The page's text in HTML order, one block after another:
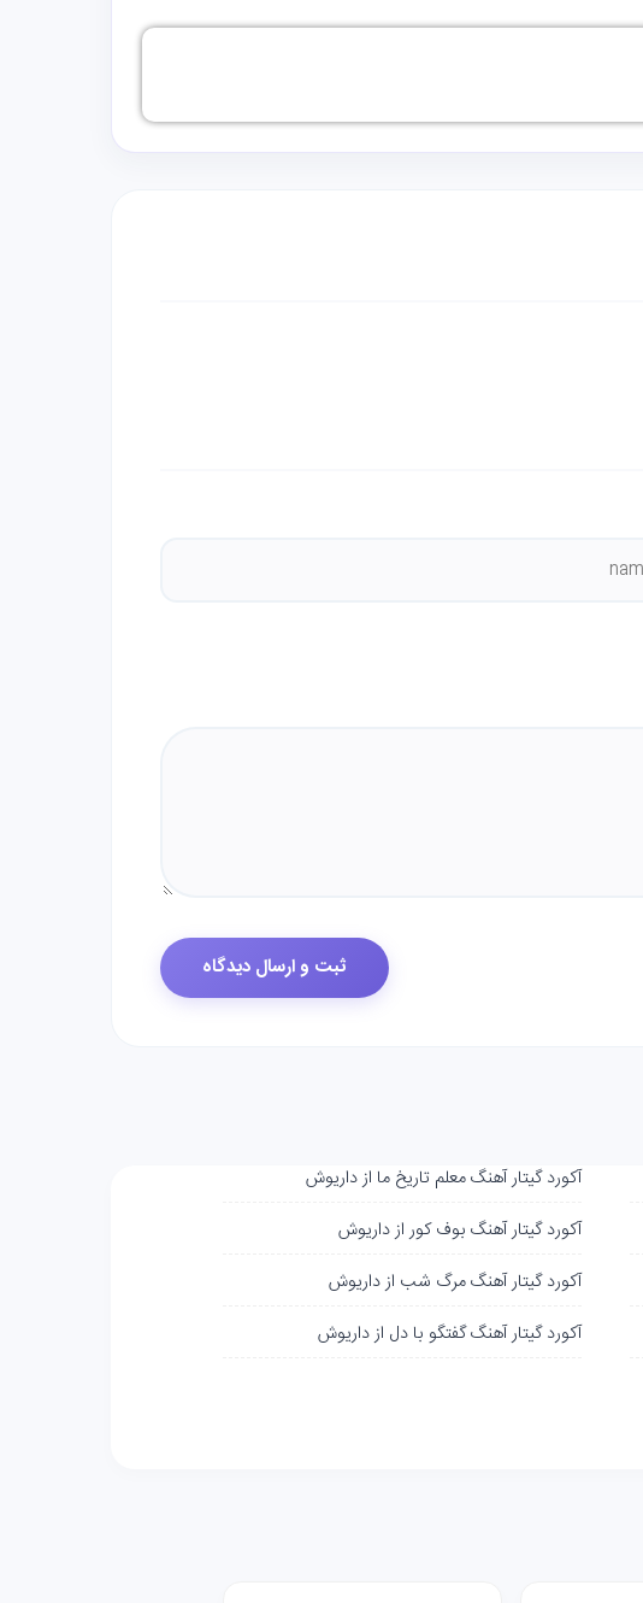
آکورد گیتار آهنگ معلم تاریخ ما از داریوش
آکورد گیتار آهنگ بوف کور از داریوش
آکورد گیتار آهنگ مرگ شب از داریوش
آکورد گیتار آهنگ گفتگو با دل از داریوش